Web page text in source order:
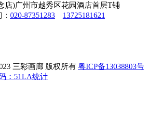
店)广州市越秀区花园酒店首层T铺
020-87351283 13725181621
三彩画廊 版权所有 粤ICP备13038803号
：51LA统计